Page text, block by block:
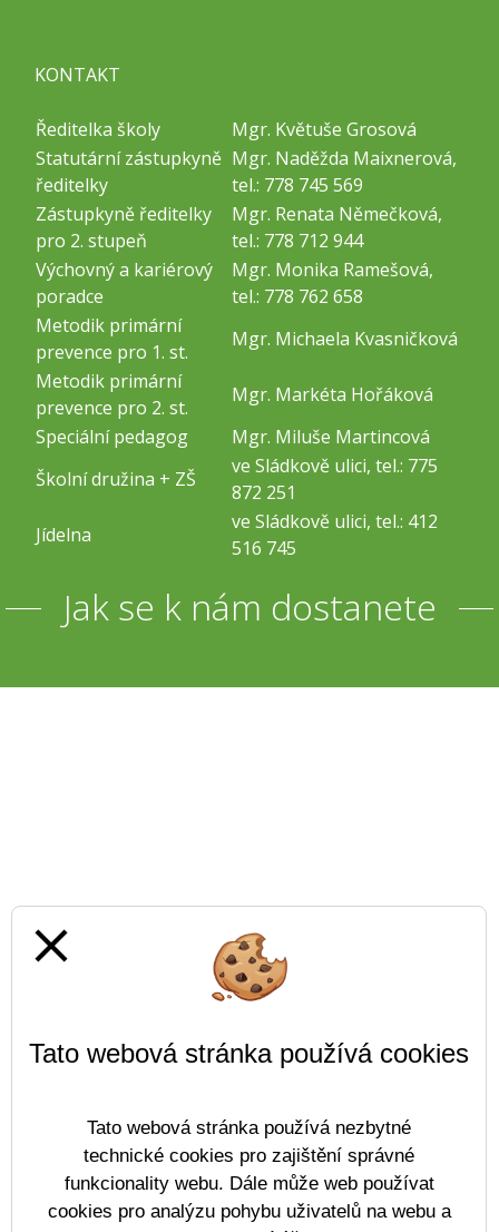
KONTAKT
Ředitelka školy
Mgr. Květuše Grosová
Statutární zástupkyně
ředitelky
Mgr. Naděžda Maixnerová,
tel.: 778 745 569
Zástupkyně ředitelky
pro 2. stupeň
Mgr. Renata Němečková,
tel.: 778 712 944
Výchovný a kariérový
poradce
Mgr. Monika Ramešová,
tel.: 778 762 658
Metodik primární
prevence pro 1. st.
Mgr. Michaela Kvasničková
Metodik primární
prevence pro 2. st.
Mgr. Markéta Hořáková
Speciální pedagog
Mgr. Miluše Martincová
Školní družina + ZŠ
ve Sládkově ulici, tel.: 775
872 251
Jídelna
ve Sládkově ulici, tel.: 412
516 745
Jak se k nám dostanete
Prohlášení o přístupnosti Mapa webu
close
Tato webová stránka používá cookies
Tato webová stránka používá nezbytné
technické cookies pro zajištění správné
funkcionality webu. Dále může web používat
cookies pro analýzu pohybu uživatelů na webu a